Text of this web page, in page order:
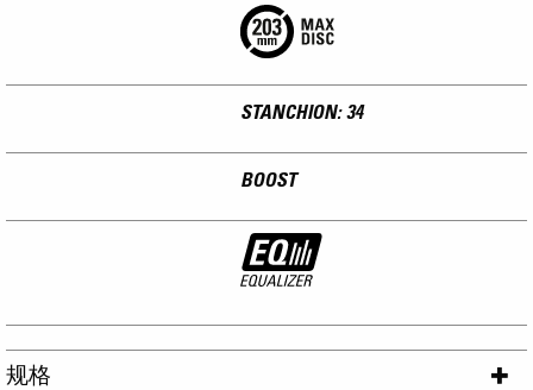
STANCHION: 34
BOOST
规格